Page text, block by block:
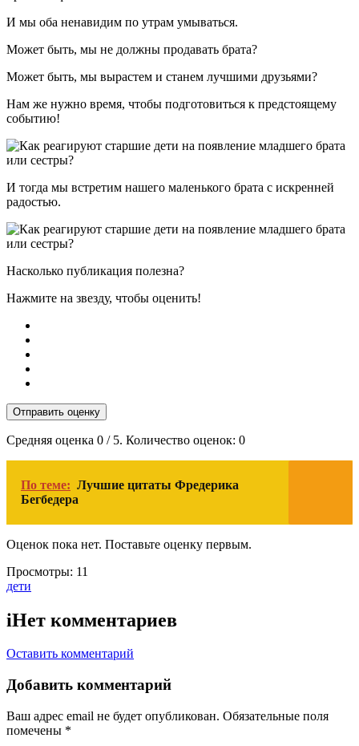
И мы оба ненавидим по утрам умываться.
Может быть, мы не должны продавать брата?
Может быть, мы вырастем и станем лучшими друзьями?
Нам же нужно время, чтобы подготовиться к предстоящему
событию!
И тогда мы встретим нашего маленького брата с искренней
радостью.
Насколько публикация полезна?
Нажмите на звезду, чтобы оценить!
Отправить оценку
Средняя оценка 0 / 5. Количество оценок: 0
По теме: Лучшие цитаты Фредерика
Бегбедера
Оценок пока нет. Поставьте оценку первым.
Просмотры: 11
Тэги:
дети
iНет комментариев
Оставить комментарий
Добавить комментарий
Ваш адрес email не будет опубликован. Обязательные поля
помечены *